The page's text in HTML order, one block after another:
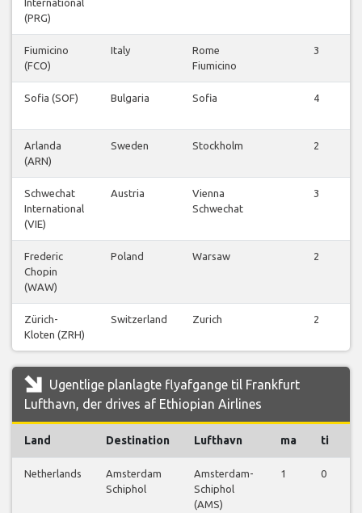
(PRG)
Fiumicino
(FCO)
Italy
Rome
Fiumicino
3
Sofia (SOF) Bulgaria Sofia 4
Arlanda
(ARN)
Sweden Stockholm 2
Schwechat
International
(VIE)
Austria
Vienna
Schwechat
3
Frederic
Chopin
(WAW)
Poland Warsaw 2
Zürich-
Kloten (ZRH)
Switzerland Zurich 2
Ugentlige planlagte flyafgange til Frankfurt
Lufthavn, der drives af Ethiopian Airlines
Land Destination Lufthavn ma ti
Netherlands
Amsterdam
Schiphol
Amsterdam-
Schiphol
(AMS)
1 0